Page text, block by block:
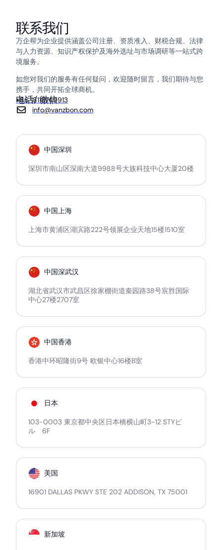
联系我们
万企帮为企业提供涵盖公司注册、资质准入、财税合规、法律
与人力资源、知识产权保护及海外选址与市场调研等一站式跨
境服务。
如您对我们的服务有任何疑问，欢迎随时留言，我们期待与您
携手，共同开拓全球商机。
电话/ 微信
+86 18118749913
info@vanzbon.com
中国深圳
深圳市南山区深南大道9988号大族科技中心大厦20楼
中国上海
上海市黄浦区湖滨路222号领展企业天地15楼1510室
中国深武汉
湖北省武汉市武昌区徐家棚街道秦园路38号宸胜国际
中心27楼2707室
中国香港
香港中环昭隆街9号 欧银中心16楼B室
日本
103-0003 東京都中央区日本橋横山町3-12 STYビ
ル 6F
美国
16901 DALLAS PKWY STE 202 ADDISON, TX 75001
新加坡